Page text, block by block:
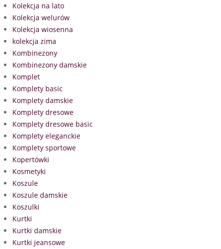
Kolekcja na lato
Kolekcja welurów
Kolekcja wiosenna
kolekcja zima
Kombinezony
Kombinezony damskie
Komplet
Komplety basic
Komplety damskie
Komplety dresowe
Komplety dresowe basic
Komplety eleganckie
Komplety sportowe
Kopertówki
Kosmetyki
Koszule
Koszule damskie
Koszulki
Kurtki
Kurtki damskie
Kurtki jeansowe